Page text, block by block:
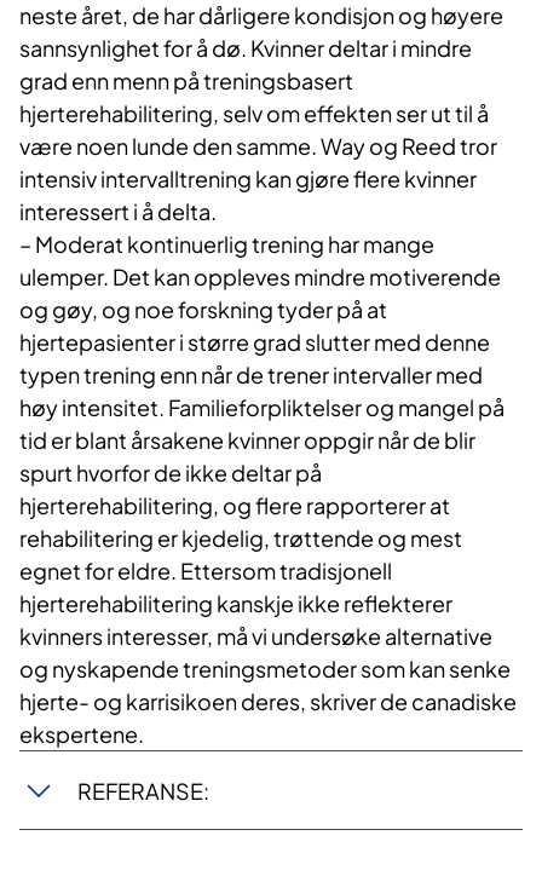
neste året, de har dårligere kondisjon og høyere
sannsynlighet for å dø. Kvinner deltar i mindre
grad enn menn på treningsbasert
hjerterehabilitering, selv om effekten ser ut til å
være noen lunde den samme. Way og Reed tror
intensiv intervalltrening kan gjøre flere kvinner
interessert i å delta.
– Moderat kontinuerlig trening har mange
ulemper. Det kan oppleves mindre motiverende
og gøy, og noe forskning tyder på at
hjertepasienter i større grad slutter med denne
typen trening enn når de trener intervaller med
høy intensitet. Familieforpliktelser og mangel på
tid er blant årsakene kvinner oppgir når de blir
spurt hvorfor de ikke deltar på
hjerterehabilitering, og flere rapporterer at
rehabilitering er kjedelig, trøttende og mest
egnet for eldre. Ettersom tradisjonell
hjerterehabilitering kanskje ikke reflekterer
kvinners interesser, må vi undersøke alternative
og nyskapende treningsmetoder som kan senke
hjerte- og karrisikoen deres, skriver de canadiske
ekspertene.
REFERANSE: